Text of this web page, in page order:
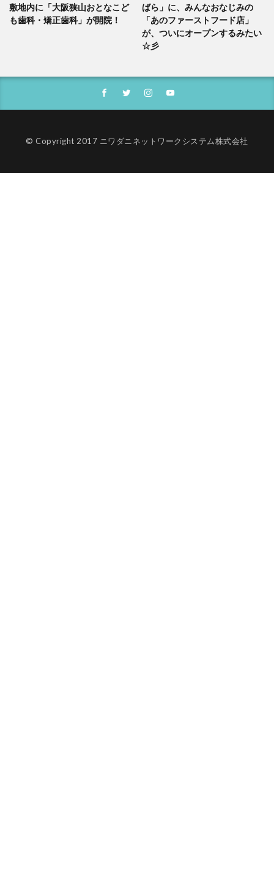
敷地内に「大阪狭山おとなこど
も歯科・矯正歯科」が開院！
ばら」に、みんなおなじみの
「あのファーストフード店」
が、ついにオープンするみたい
☆彡
© Copyright 2017 ニワダニネットワークシステム株式会社